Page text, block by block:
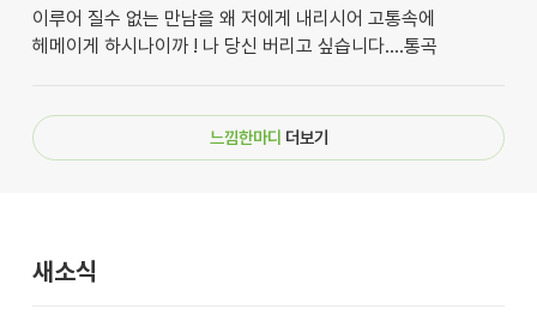
이루어 질수 없는 만남을 왜 저에게 내리시어 고통속에
헤메이게 하시나이까 ! 나 당신 버리고 싶습니다....통곡
느낌한마디 더보기
새소식